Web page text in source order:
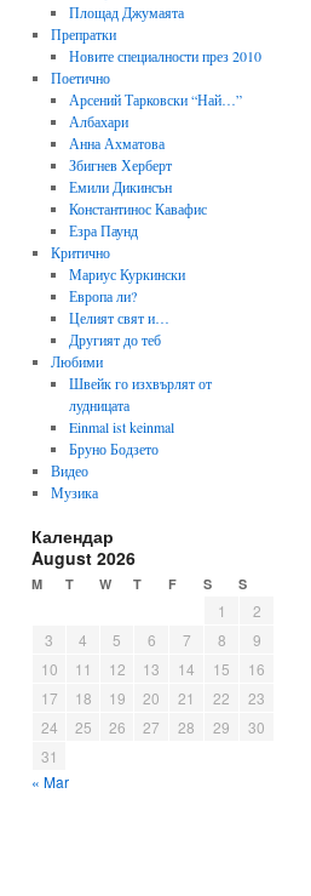
Площад Джумаята
Препратки
Новите специалности през 2010
Поетично
Арсений Тарковски “Най…”
Албахари
Анна Ахматова
Збигнев Херберт
Емили Дикинсън
Константинос Кавафис
Езра Паунд
Критично
Мариус Куркински
Европа ли?
Целият свят и…
Другият до теб
Любими
Швейк го изхвърлят от
лудницата
Einmal ist keinmal
Бруно Бодзето
Видео
Музика
Календар
August 2026
M T W T F S S
1
2
3
4 5 6 7 8
9
10
11 12 13 14 15
16
17
18 19 20 21 22
23
24
25 26 27 28 29
30
31
« Mar